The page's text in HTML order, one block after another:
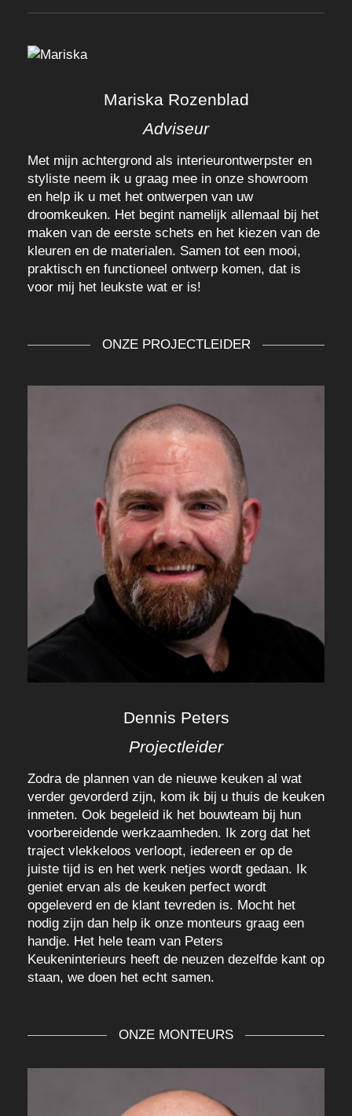
Mariska Rozenblad
Adviseur
Met mijn achtergrond als interieurontwerpster en
styliste neem ik u graag mee in onze showroom
en help ik u met het ontwerpen van uw
droomkeuken. Het begint namelijk allemaal bij het
maken van de eerste schets en het kiezen van de
kleuren en de materialen. Samen tot een mooi,
praktisch en functioneel ontwerp komen, dat is
voor mij het leukste wat er is!
ONZE PROJECTLEIDER
Dennis Peters
Projectleider
Zodra de plannen van de nieuwe keuken al wat
verder gevorderd zijn, kom ik bij u thuis de keuken
inmeten. Ook begeleid ik het bouwteam bij hun
voorbereidende werkzaamheden. Ik zorg dat het
traject vlekkeloos verloopt, iedereen er op de
juiste tijd is en het werk netjes wordt gedaan. Ik
geniet ervan als de keuken perfect wordt
opgeleverd en de klant tevreden is. Mocht het
nodig zijn dan help ik onze monteurs graag een
handje. Het hele team van Peters
Keukeninterieurs heeft de neuzen dezelfde kant op
staan, we doen het echt samen.
ONZE MONTEURS